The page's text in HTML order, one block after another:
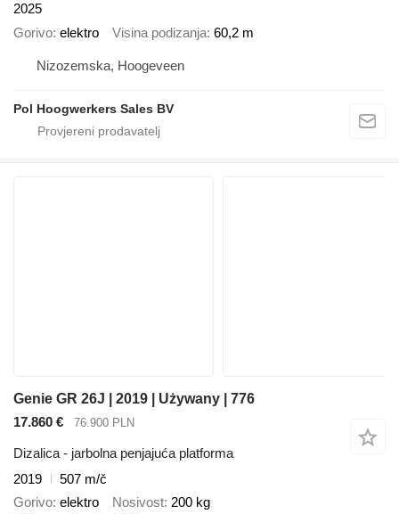
2025
Gorivo elektro Visina podizanja 60,2 m
Nizozemska, Hoogeveen
Pol Hoogwerkers Sales BV
Genie GR 26J | 2019 | Używany | 776
17.860 €
76.900 PLN
Dizalica - jarbolna penjajuća platforma
2019
507 m/č
Gorivo elektro Nosivost 200 kg